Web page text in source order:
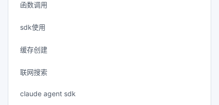
函数调用
sdk使用
缓存创建
联网搜索
claude agent sdk